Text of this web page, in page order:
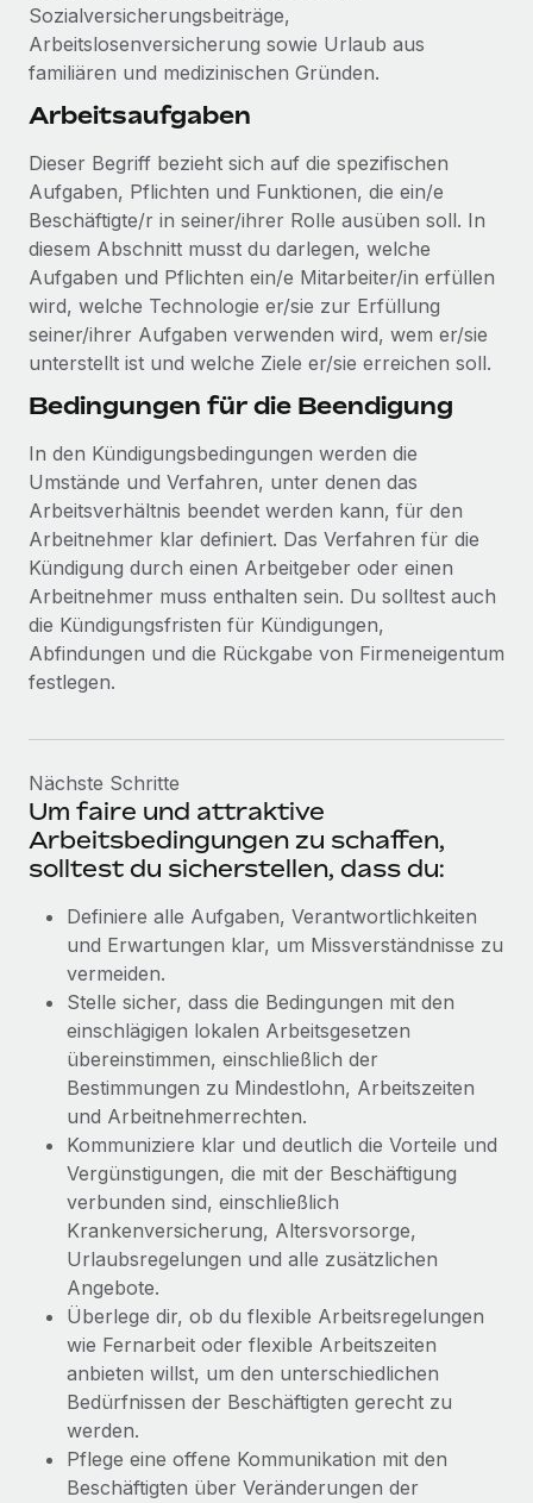
Sozialversicherungsbeiträge,
Arbeitslosenversicherung sowie Urlaub aus
familiären und medizinischen Gründen.
Arbeitsaufgaben
Dieser Begriff bezieht sich auf die spezifischen
Aufgaben, Pflichten und Funktionen, die ein/e
Beschäftigte/r in seiner/ihrer Rolle ausüben soll. In
diesem Abschnitt musst du darlegen, welche
Aufgaben und Pflichten ein/e Mitarbeiter/in erfüllen
wird, welche Technologie er/sie zur Erfüllung
seiner/ihrer Aufgaben verwenden wird, wem er/sie
unterstellt ist und welche Ziele er/sie erreichen soll.
Bedingungen für die Beendigung
In den Kündigungsbedingungen werden die
Umstände und Verfahren, unter denen das
Arbeitsverhältnis beendet werden kann, für den
Arbeitnehmer klar definiert. Das Verfahren für die
Kündigung durch einen Arbeitgeber oder einen
Arbeitnehmer muss enthalten sein. Du solltest auch
die Kündigungsfristen für Kündigungen,
Abfindungen und die Rückgabe von Firmeneigentum
festlegen.
Nächste Schritte
Um faire und attraktive
Arbeitsbedingungen zu schaffen,
solltest du sicherstellen, dass du:
Definiere alle Aufgaben, Verantwortlichkeiten
und Erwartungen klar, um Missverständnisse zu
vermeiden.
Stelle sicher, dass die Bedingungen mit den
einschlägigen lokalen Arbeitsgesetzen
übereinstimmen, einschließlich der
Bestimmungen zu Mindestlohn, Arbeitszeiten
und Arbeitnehmerrechten.
Kommuniziere klar und deutlich die Vorteile und
Vergünstigungen, die mit der Beschäftigung
verbunden sind, einschließlich
Krankenversicherung, Altersvorsorge,
Urlaubsregelungen und alle zusätzlichen
Angebote.
Überlege dir, ob du flexible Arbeitsregelungen
wie Fernarbeit oder flexible Arbeitszeiten
anbieten willst, um den unterschiedlichen
Bedürfnissen der Beschäftigten gerecht zu
werden.
Pflege eine offene Kommunikation mit den
Beschäftigten über Veränderungen der